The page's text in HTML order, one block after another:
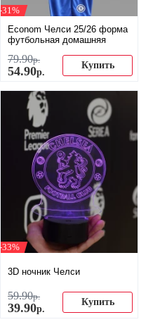
-31%
Econom Челси 25/26 форма
футбольная домашняя
79.90р.
54.90р.
Купить
-33%
3D ночник Челси
59.90р.
39.90р.
Купить